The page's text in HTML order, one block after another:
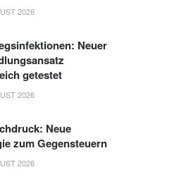
2026
Neuer
getestet
2026
Neue
zum Gegensteuern
2026